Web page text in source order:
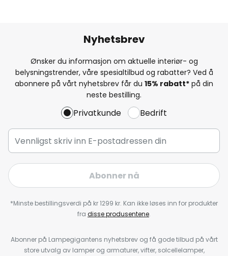
Nyhetsbrev
Ønsker du informasjon om aktuelle interiør- og
belysningstrender, våre spesialtilbud og rabatter? Ved å
abonnere på vårt nyhetsbrev får du 15% rabatt* på din
neste bestilling.
Privatkunde Bedrift
Abonner nå
*Minste bestillingsverdi på kr 1299 kr. Kan ikke løses inn for produkter
fra disse produsentene.
Abonner på Lampegigantens nyhetsbrev og få gode tilbud på vårt
store utvalg av lamper og armaturer, vifter, solcellelamper,